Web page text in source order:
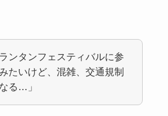
ランタンフェスティバルに参
たいけど、混雑、交通規制
る…」